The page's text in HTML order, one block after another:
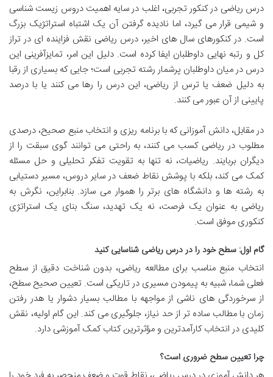
درس ریاضی در کنکور تجربی، اغلب در سایه اهمیت دروس زیست شناسی
و شیمی قرار می گیرد، اما نادیده گرفتن آن یک اشتباه استراتژیک بزرگ
است. در کنکورهای سال های اخیر، درس ریاضی نقش فزاینده ای در تراز
کل و رتبه نهایی داوطلبان ایفا کرده است. دلیل این امر، تمایزآفرینی این
درس در میان داوطلبان پرشمار رشته تجربی است؛ جایی که بسیاری از رقبا
به دلیل ضعف یا ترس از ریاضی، این درس را رها می کنند یا با درصد
پایینی از آن عبور می کنند.
در مقابل، دانش آموزانی که با برنامه ریزی و انتخاب منبع صحیح، درصدی
مطلوب در ریاضی کسب می کنند، به راحتی می توانند گوی سبقت را از
دیگران بربایند. ریاضیات، نه تنها به تقویت تفکر تحلیلی و حل مسئله
کمک می کند، بلکه با پوشش نقاط ضعف در سایر دروس، مسیر دستیابی
به رشته ها و دانشگاه های برتر را هموار می سازد. بنابراین، نگرش به
ریاضی به عنوان یک فرصت، نه یک تهدید، سنگ بنای یک استراتژی
کنکوری موفق است.
گام اول: سطح خود را در درس ریاضی شناسایی کنید
انتخاب منبع مناسب برای مطالعه ریاضی، بدون شناخت دقیق از سطح
فعلی شما، شبیه به پیمودن مسیری در تاریکی است. تعیین صحیح سطح،
از سرخوردگی های ناشی از مواجهه با مطالب بسیار دشوار یا هدر رفتن
زمان با مطالب ساده تر از حد نیاز، جلوگیری می کند. این گام اولیه، نقش
کلیدی در انتخاب کارآمدترین و مؤثرترین کتاب کمک آموزشی دارد.
چرا تعیین سطح ضروری است؟